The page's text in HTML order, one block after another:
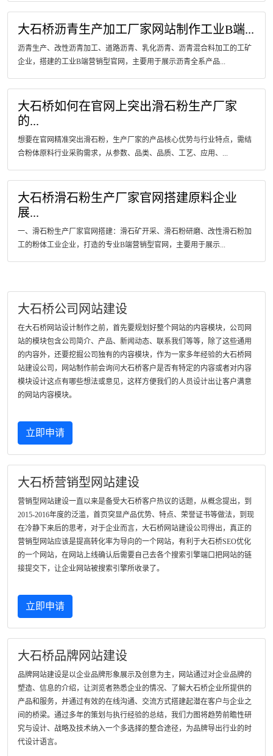
大石桥沥青生产加工厂家网站制作工业B端...
沥青生产、改性沥青加工、道路沥青、乳化沥青、沥青混合料加工的工矿
企业，搭建的工业B端营销型官网，主要用于展示沥青全系产品...
大石桥如何在官网上突出滑石粉生产厂家
的...
想要在官网精准突出滑石粉，生产厂家的产品核心优势与行业特点，需结
合粉体原料行业采购需求，从参数、品类、品质、工艺、应用、...
大石桥滑石粉生产厂家官网搭建原料企业
展...
一、滑石粉生产厂家官网搭建：滑石矿开采、滑石粉研磨、改性滑石粉加
工的粉体工业企业，打造的专业B端营销型官网，主要用于展示...
大石桥公司网站建设
在大石桥网站设计制作之前，首先要规划好整个网站的内容模块，公司网
站的模块包含公司简介、产品、新闻动态、联系我们等等，除了这些通用
的内容外，还要挖掘公司独有的内容模块，作为一家多年经验的大石桥网
站建设公司，网站制作前会询问大石桥客户是否有特定的内容或者对内容
模块设计这点有哪些想法或意见，这样方便我们的人员设计出让客户满意
的网站内容模块。
立即申请
大石桥营销型网站建设
营销型网站建设一直以来是备受大石桥客户热议的话题，从概念提出，到
2015-2016年度的泛滥，首页突显产品优势、特点、荣誉证书等做法，到现
在冷静下来后的思考，对于企业而言，大石桥网站建设公司得出，真正的
营销型网站应该是提高转化率为导向的一个网站，有利于大石桥SEO优化
的一个网站，在网站上线确认后需要自己去各个搜索引擎端口把网站的链
接提交下，让企业网站被搜索引擎所收录了。
立即申请
大石桥品牌网站建设
品牌网站建设是以企业品牌形象展示及创意为主，网站通过对企业品牌的
塑造、信息的介绍，让浏览者熟悉企业的情况、了解大石桥企业所提供的
产品和服务，并通过有效的在线沟通、交流方式搭建起潜在客户与企业之
间的桥梁。通过多年的策划与执行经验的总结，我们力图将趋势前瞻性研
究与设计、战略及技术纳入一个多选择的整合途径，为品牌导出行业的时
代设计语言。